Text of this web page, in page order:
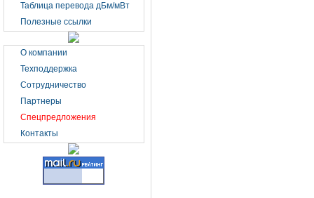
Таблица перевода дБм/мВт
Полезные ссылки
О компании
Техподдержка
Сотрудничество
Партнеры
Спецпредложения
Контакты